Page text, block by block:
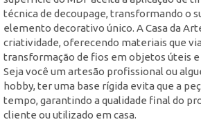
técnica de decoupage, transformando o
elemento decorativo único. A Casa da
criatividade, oferecendo materiais que
transformação de fios em objetos úteis
Seja você um artesão profissional ou
hobby, ter uma base rígida evita que a
tempo, garantindo a qualidade final do
cliente ou utilizado em casa.